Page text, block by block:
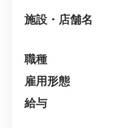
施設・店舗名
職種
雇用形態
給与